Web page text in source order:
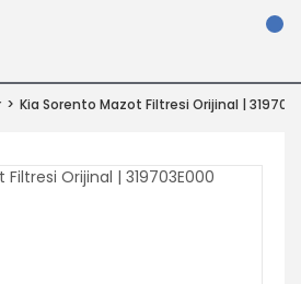
Kia Sorento Mazot Filtresi Orijinal |